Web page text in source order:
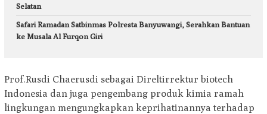
Selatan
Safari Ramadan Satbinmas Polresta Banyuwangi, Serahkan Bantuan
ke Musala Al Furqon Giri
Prof.Rusdi Chaerusdi sebagai Direltirrektur biotech
Indonesia dan juga pengembang produk kimia ramah
lingkungan mengungkapkan keprihatinannya terhadap